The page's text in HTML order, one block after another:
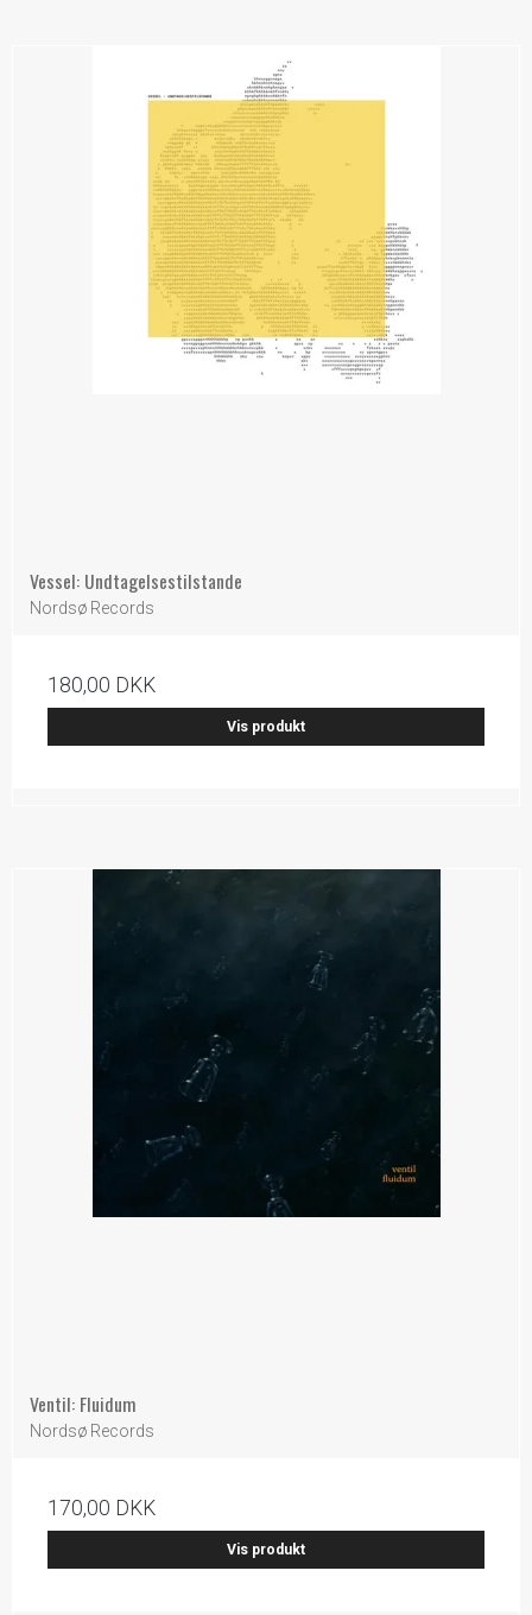
Vessel: Undtagelsestilstande
Nordsø Records
180,00 DKK
Vis produkt
Ventil: Fluidum
Nordsø Records
170,00 DKK
Vis produkt